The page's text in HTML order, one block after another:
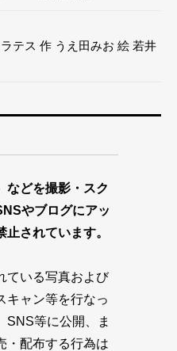
テス 作 うえ田みお 絵 若井
などを撮影・スク
やブログにアッ
されています。
ている写真および
キャン等を行なっ
SNS等に公開、ま
・配布する行為は